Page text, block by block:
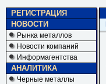
РЕГИСТРАЦИЯ
НОВОСТИ
Рынка металлов
Новости компаний
Информагентства
АНАЛИТИКА
Черные металлы